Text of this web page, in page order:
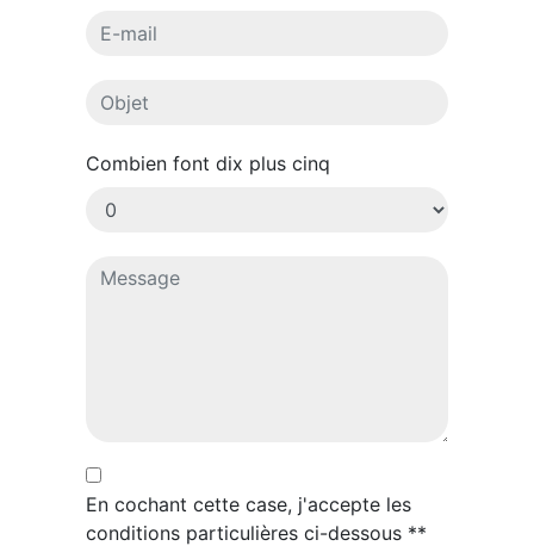
Combien font dix plus cinq
En cochant cette case, j'accepte les
conditions particulières ci-dessous **